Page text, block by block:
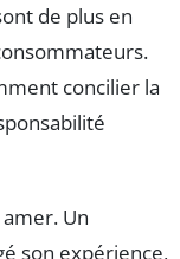
de plus en
concilier la
Un
son expérience,